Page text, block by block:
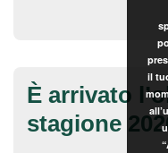
È arrivato
stagione
il